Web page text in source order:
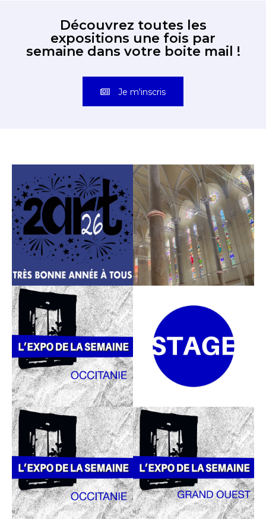
Découvrez toutes les
expositions une fois par
semaine dans votre boite mail !
Je m'inscris